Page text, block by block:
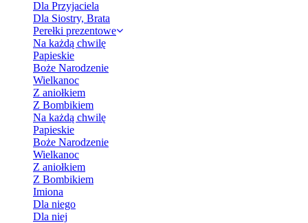
Dla Przyjaciela
Dla Siostry, Brata
Perełki prezentowe
Na każdą chwilę
Papieskie
Boże Narodzenie
Wielkanoc
Z aniołkiem
Z Bombikiem
Na każdą chwilę
Papieskie
Boże Narodzenie
Wielkanoc
Z aniołkiem
Z Bombikiem
Imiona
Dla niego
Dla niej